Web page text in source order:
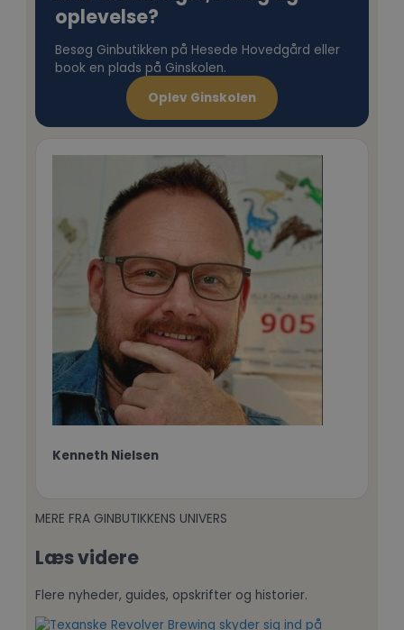
oplevelse?
Besøg Ginbutikken på Hesede Hovedgård eller
book en plads på Ginskolen.
Oplev Ginskolen
Kenneth Nielsen
MERE FRA GINBUTIKKENS UNIVERS
Læs videre
Flere nyheder, guides, opskrifter og historier.